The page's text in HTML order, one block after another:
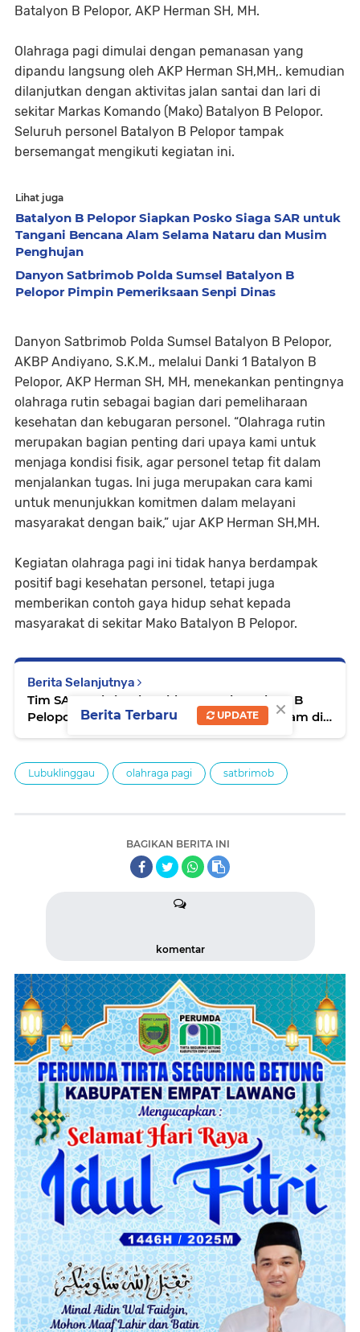
Batalyon B Pelopor, AKP Herman SH, MH.
Olahraga pagi dimulai dengan pemanasan yang
dipandu langsung oleh AKP Herman SH,MH,. kemudian
dilanjutkan dengan aktivitas jalan santai dan lari di
sekitar Markas Komando (Mako) Batalyon B Pelopor.
Seluruh personel Batalyon B Pelopor tampak
bersemangat mengikuti kegiatan ini.
Lihat juga
Batalyon B Pelopor Siapkan Posko Siaga SAR untuk
Tangani Bencana Alam Selama Nataru dan Musim
Penghujan
Danyon Satbrimob Polda Sumsel Batalyon B
Pelopor Pimpin Pemeriksaan Senpi Dinas
Danyon Satbrimob Polda Sumsel Batalyon B Pelopor,
AKBP Andiyano, S.K.M., melalui Danki 1 Batalyon B
Pelopor, AKP Herman SH, MH, menekankan pentingnya
olahraga rutin sebagai bagian dari pemeliharaan
kesehatan dan kebugaran personel. “Olahraga rutin
merupakan bagian penting dari upaya kami untuk
menjaga kondisi fisik, agar personel tetap fit dalam
menjalankan tugas. Ini juga merupakan cara kami
untuk menunjukkan komitmen dalam melayani
masyarakat dengan baik,” ujar AKP Herman SH,MH.
Kegiatan olahraga pagi ini tidak hanya berdampak
positif bagi kesehatan personel, tetapi juga
memberikan contoh gaya hidup sehat kepada
masyarakat di sekitar Mako Batalyon B Pelopor.
Berita Selanjutnya
Tim SAR Satbrimob Polda Sumsel Batalyon B
Pelopor Berhasil Temukan Korban Tenggelam di
Lubuklinggau olahraga pagi satbrimob
BAGIKAN BERITA INI
komentar
×
Berita Terbaru UPDATE